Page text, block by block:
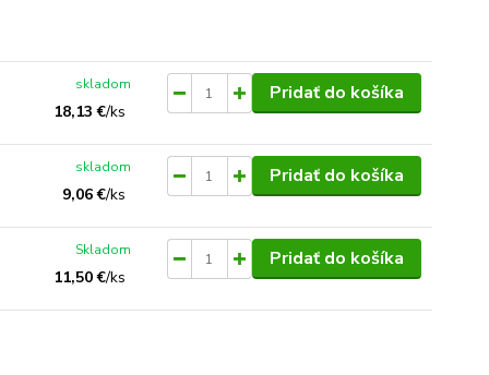
18,13 €/ks
skladom Pridať do košíka
9,06 €/ks
skladom Pridať do košíka
11,50 €/ks
Skladom Pridať do košíka